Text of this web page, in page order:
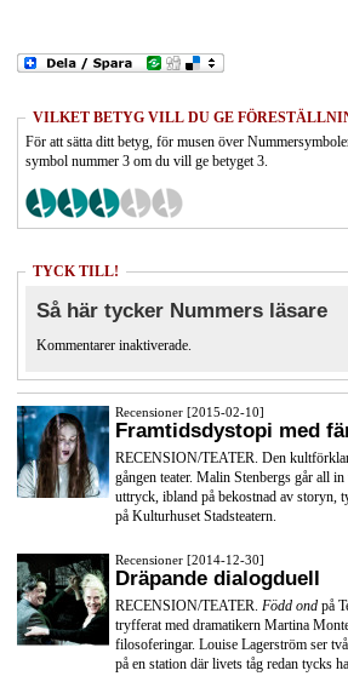
VILKET BETYG VILL DU GE
För att sätta ditt betyg, för musen över
symbol nummer 3 om du vill ge betyget 3.
TYCK TILL!
Så här tycker Nummers läsare
Kommentarer inaktiverade.
Recensioner [2015-02-10]
Framtidsdystopi med
RECENSION/TEATER. Den
gången teater. Malin Stenbergs går all
uttryck, ibland på bekostnad av storyn,
på Kulturhuset Stadsteatern.
Recensioner [2014-12-30]
Dräpande dialogduell
RECENSION/TEATER. Född ond på
tryfferat med dramatikern Martina
filosoferingar. Louise Lagerström ser
på en station där livets tåg redan tycks ha